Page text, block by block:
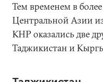
Тем временем в
Центральной Азии
КНР оказались две
Таджикистан и